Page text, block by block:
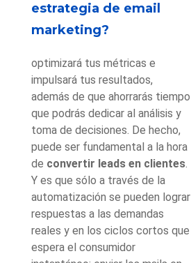
estrategia de email
marketing?
optimizará tus métricas e
impulsará tus resultados,
además de que ahorrarás tiempo
que podrás dedicar al análisis y
toma de decisiones. De hecho,
puede ser fundamental a la hora
de convertir leads en clientes.
Y es que sólo a través de la
automatización se pueden lograr
respuestas a las demandas
reales y en los ciclos cortos que
espera el consumidor